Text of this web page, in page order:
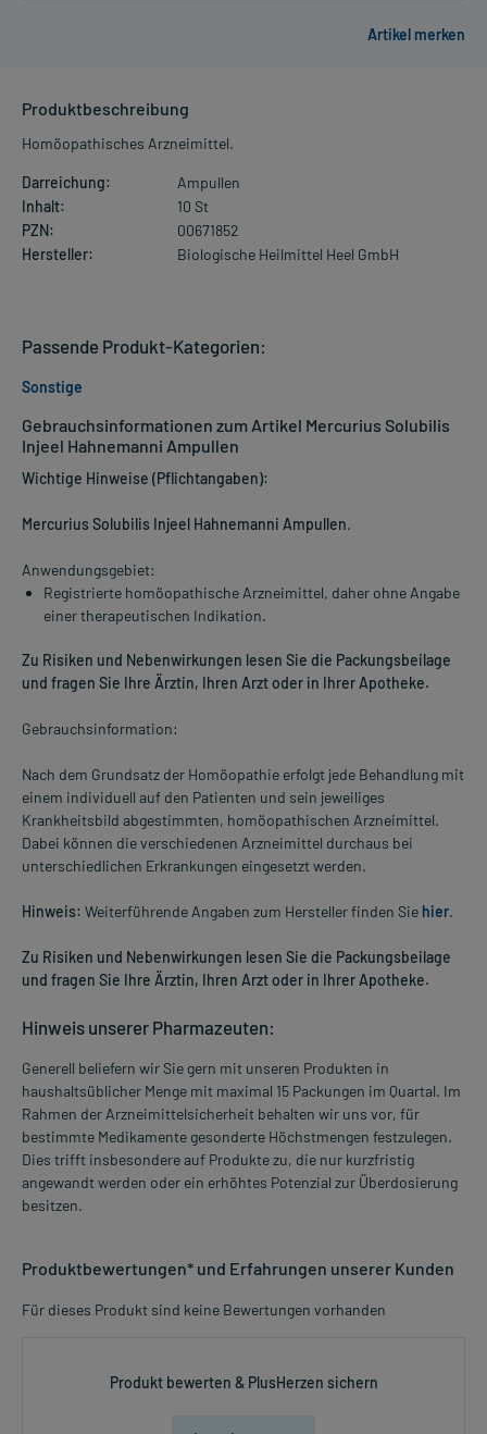
Produktbeschreibung
Homöopathisches Arzneimittel.
Darreichung:
Ampullen
Inhalt:
10 St
PZN:
00671852
Hersteller:
Biologische Heilmittel Heel GmbH
Gebrauchsinformationen zum Artikel Mercurius Solubilis
Injeel Hahnemanni Ampullen
Wichtige Hinweise (Pflichtangaben):
Mercurius Solubilis Injeel Hahnemanni Ampullen.
Anwendungsgebiet:
Registrierte homöopathische Arzneimittel, daher ohne Angabe
einer therapeutischen Indikation.
Zu Risiken und Nebenwirkungen lesen Sie die Packungsbeilage
und fragen Sie Ihre Ärztin, Ihren Arzt oder in Ihrer Apotheke.
Gebrauchsinformation:
Nach dem Grundsatz der Homöopathie erfolgt jede Behandlung mit
einem individuell auf den Patienten und sein jeweiliges
Krankheitsbild abgestimmten, homöopathischen Arzneimittel.
Dabei können die verschiedenen Arzneimittel durchaus bei
unterschiedlichen Erkrankungen eingesetzt werden.
Hinweis: Weiterführende Angaben zum Hersteller finden Sie hier.
Zu Risiken und Nebenwirkungen lesen Sie die Packungsbeilage
und fragen Sie Ihre Ärztin, Ihren Arzt oder in Ihrer Apotheke.
Hinweis unserer Pharmazeuten:
Generell beliefern wir Sie gern mit unseren Produkten in
haushaltsüblicher Menge mit maximal 15 Packungen im Quartal. Im
Rahmen der Arzneimittelsicherheit behalten wir uns vor, für
bestimmte Medikamente gesonderte Höchstmengen festzulegen.
Dies trifft insbesondere auf Produkte zu, die nur kurzfristig
angewandt werden oder ein erhöhtes Potenzial zur Überdosierung
besitzen.
Produktbewertungen* und Erfahrungen unserer Kunden
Für dieses Produkt sind keine Bewertungen vorhanden
Produkt bewerten & PlusHerzen sichern
Passende Produkt-Kategorien:
Sonstige